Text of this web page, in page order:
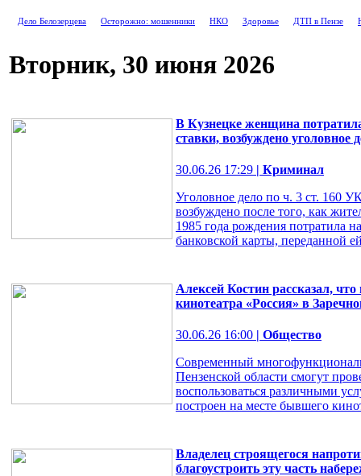
Дело Белозерцева Осторожно: мошенники НКО Здоровье ДТП в Пензе
Вторник, 30 июня 2026
В Кузнецке женщина
ставки, возбуждено уголовное
30.06.26 17:29 | Криминал
Уголовное дело по ч. 3 ст. 160
возбуждено после того, как
1985 года рождения потратила
банковской карты, переданной
Алексей Костин рассказал,
кинотеатра «Россия» в
30.06.26 16:00 | Общество
Современный
Пензенской области смогут
воспользоваться различными
построен на месте бывшего
Владелец строящегося
благоустроить эту часть